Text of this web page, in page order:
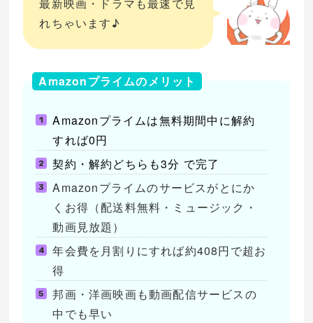
れちゃいます♪
Amazonプライムのメリット
Amazonプライムは無料期間中に解約
すれば0円
契約・解約どちらも3分 で完了
Amazonプライムのサービスがとにか
くお得（配送料無料・ミュージック・
動画見放題）
年会費を月割りにすれば約408円で超お
得
邦画・洋画映画も動画配信サービスの
中でも早い